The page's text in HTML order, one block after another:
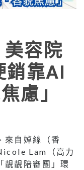
美容院
銷靠AI
慮」
來自婥絲（香
Lam（高力
靚靚陪審團」環